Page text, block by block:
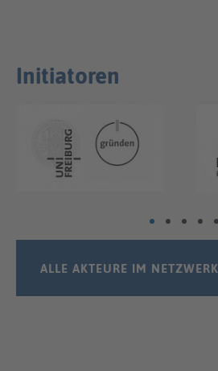
Initiatoren
ALLE AKTEURE IM NETZWERK